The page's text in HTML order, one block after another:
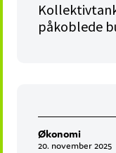
påkoblede
Økonomi
20. november 2025